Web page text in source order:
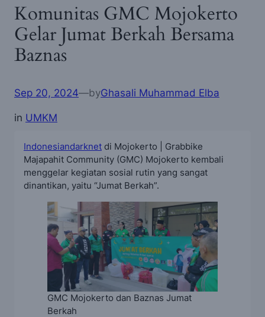
Komunitas GMC Mojokerto
Gelar Jumat Berkah Bersama
Baznas
Sep 20, 2024—byGhasali Muhammad Elba
in UMKM
Indonesiandarknet di Mojokerto | Grabbike
Majapahit Community (GMC) Mojokerto kembali
menggelar kegiatan sosial rutin yang sangat
dinantikan, yaitu “Jumat Berkah”.
GMC Mojokerto dan Baznas Jumat
Berkah